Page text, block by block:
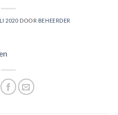
2020 DOOR BEHEERDER